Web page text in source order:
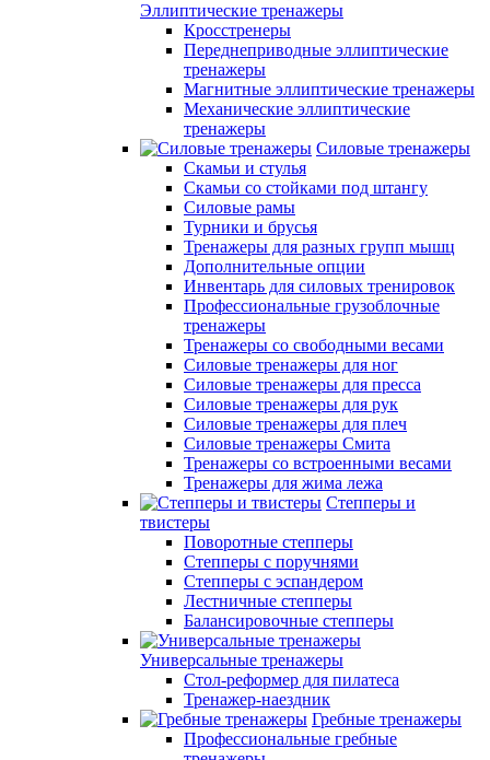
Эллиптические тренажеры
Кросстренеры
Переднеприводные эллиптические
тренажеры
Магнитные эллиптические тренажеры
Механические эллиптические
тренажеры
Силовые тренажеры
Скамьи и стулья
Скамьи со стойками под штангу
Силовые рамы
Турники и брусья
Тренажеры для разных групп мышц
Дополнительные опции
Инвентарь для силовых тренировок
Профессиональные грузоблочные
тренажеры
Тренажеры со свободными весами
Силовые тренажеры для ног
Силовые тренажеры для пресса
Силовые тренажеры для рук
Силовые тренажеры для плеч
Силовые тренажеры Смита
Тренажеры со встроенными весами
Тренажеры для жима лежа
Степперы и
твистеры
Поворотные степперы
Степперы с поручнями
Степперы с эспандером
Лестничные степперы
Балансировочные степперы
Универсальные тренажеры
Стол-реформер для пилатеса
Тренажер-наездник
Гребные тренажеры
Профессиональные гребные